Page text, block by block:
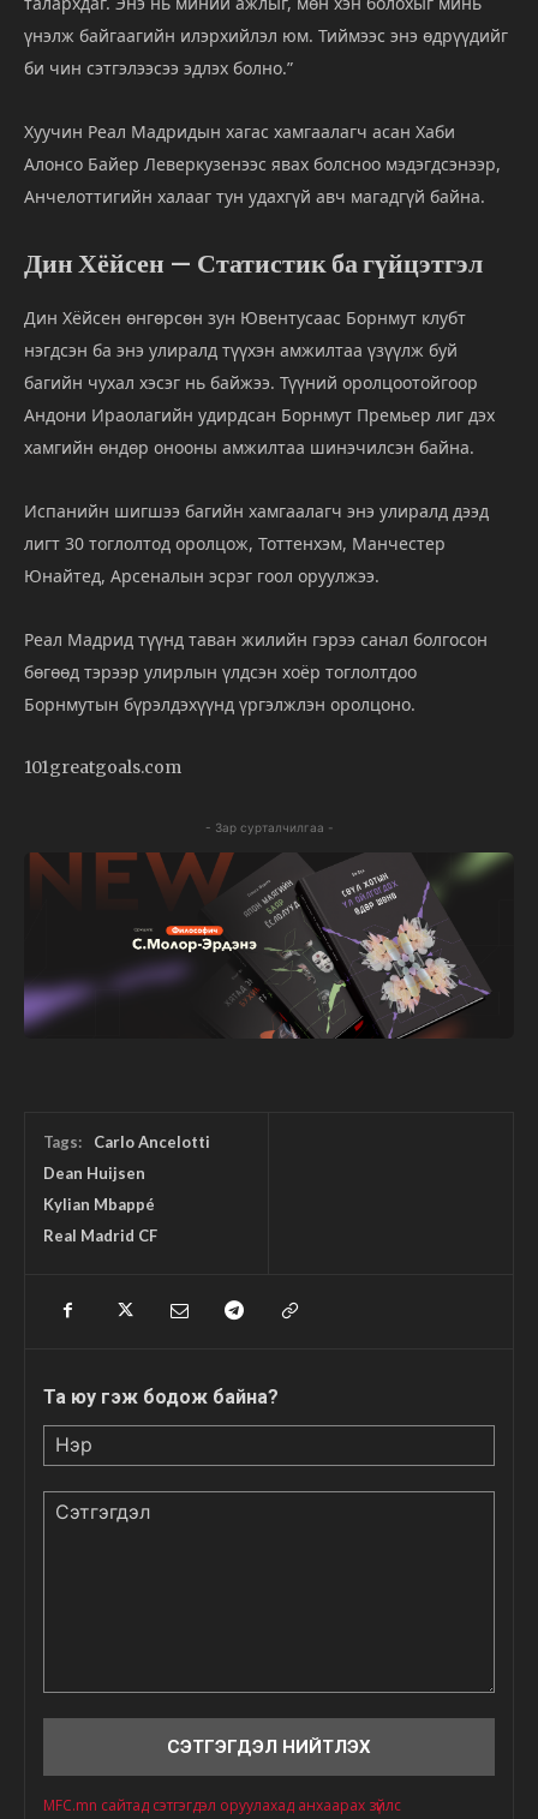
үнэлж байгаагийн илэрхийлэл юм. Тиймээс энэ өдрүүдийг
би чин сэтгэлээсээ эдлэх болно.”
Хуучин Реал Мадридын хагас хамгаалагч асан Хаби
Алонсо Байер Леверкузенээс явах болсноо мэдэгдсэнээр,
Анчелоттигийн халааг тун удахгүй авч магадгүй байна.
Дин Хёйсен — Статистик багүйцэтгэл
Дин Хёйсен өнгөрсөн зун Ювентусаас Борнмут клубт
нэгдсэн ба энэ улиралд түүхэн амжилтаа үзүүлж буй
багийн чухал хэсэг нь байжээ. Түүний оролцоотойгоор
Андони Ираолагийн удирдсан Борнмут Премьер лиг дэх
хамгийн өндөр онооны амжилтаа шинэчилсэн байна.
Испанийн шигшээ багийн хамгаалагч энэ улиралд дээд
лигт 30 тоглолтод оролцож, Тоттенхэм, Манчестер
Юнайтед, Арсеналын эсрэг гоол оруулжээ.
Реал Мадрид түүнд таван жилийн гэрээ санал болгосон
бөгөөд тэрээр улирлын үлдсэн хоёр тоглолтдоо
Борнмутын бүрэлдэхүүнд үргэлжлэн оролцоно.
101greatgoals.com
- Зар сурталчилгаа -
Tags:
Carlo Ancelotti
Dean Huijsen
Kylian Mbappé
Real Madrid CF
Та юу гэж бодож байна?
MFC.mn сайтад сэтгэгдэл оруулахад анхаарах зүйлс